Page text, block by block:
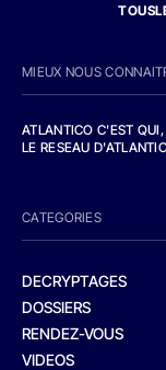
MIEUX NOUS
ATLANTICO C'EST
LE RESEAU
CATEGORIES
DECRYPTAGES
DOSSIERS
RENDEZ-VOUS
VIDEOS